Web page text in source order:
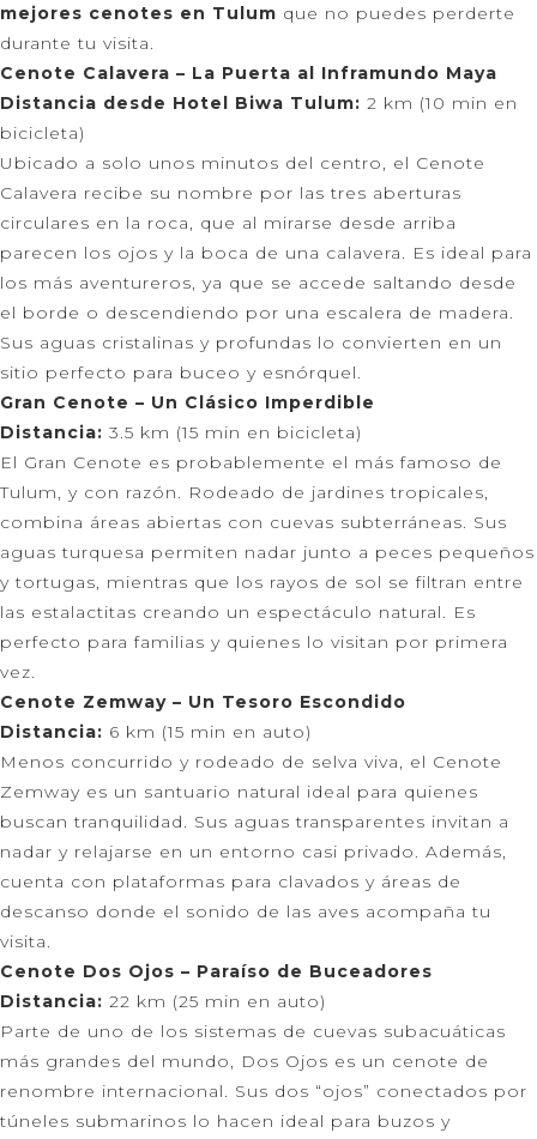
mejores cenotes en Tulum que no puedes perderte
durante tu visita.
Cenote Calavera – La Puerta al Inframundo Maya
Distancia desde Hotel Biwa Tulum: 2 km (10 min en
bicicleta)
Ubicado a solo unos minutos del centro, el Cenote
Calavera recibe su nombre por las tres aberturas
circulares en la roca, que al mirarse desde arriba
parecen los ojos y la boca de una calavera. Es ideal para
los más aventureros, ya que se accede saltando desde
el borde o descendiendo por una escalera de madera.
Sus aguas cristalinas y profundas lo convierten en un
sitio perfecto para buceo y esnórquel.
Gran Cenote – Un Clásico Imperdible
Distancia: 3.5 km (15 min en bicicleta)
El Gran Cenote es probablemente el más famoso de
Tulum, y con razón. Rodeado de jardines tropicales,
combina áreas abiertas con cuevas subterráneas. Sus
aguas turquesa permiten nadar junto a peces pequeños
y tortugas, mientras que los rayos de sol se filtran entre
las estalactitas creando un espectáculo natural. Es
perfecto para familias y quienes lo visitan por primera
vez.
Cenote Zemway – Un Tesoro Escondido
Distancia: 6 km (15 min en auto)
Menos concurrido y rodeado de selva viva, el Cenote
Zemway es un santuario natural ideal para quienes
buscan tranquilidad. Sus aguas transparentes invitan a
nadar y relajarse en un entorno casi privado. Además,
cuenta con plataformas para clavados y áreas de
descanso donde el sonido de las aves acompaña tu
visita.
Cenote Dos Ojos – Paraíso de Buceadores
Distancia: 22 km (25 min en auto)
Parte de uno de los sistemas de cuevas subacuáticas
más grandes del mundo, Dos Ojos es un cenote de
renombre internacional. Sus dos “ojos” conectados por
túneles submarinos lo hacen ideal para buzos y